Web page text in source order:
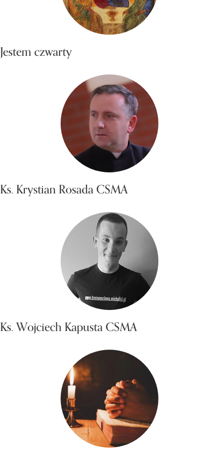
Jestem czwarty
Ks. Krystian Rosada CSMA
Ks. Wojciech Kapusta CSMA